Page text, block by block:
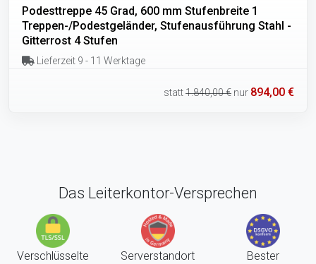
Podesttreppe 45 Grad, 600 mm Stufenbreite 1
Treppen-/Podestgeländer, Stufenausführung Stahl -
Gitterrost 4 Stufen
Lieferzeit 9 - 11 Werktage
statt1.840,00 € nur 894,00 €
Das Leiterkontor-Versprechen
Verschlüsselte
Serverstandort
Bester